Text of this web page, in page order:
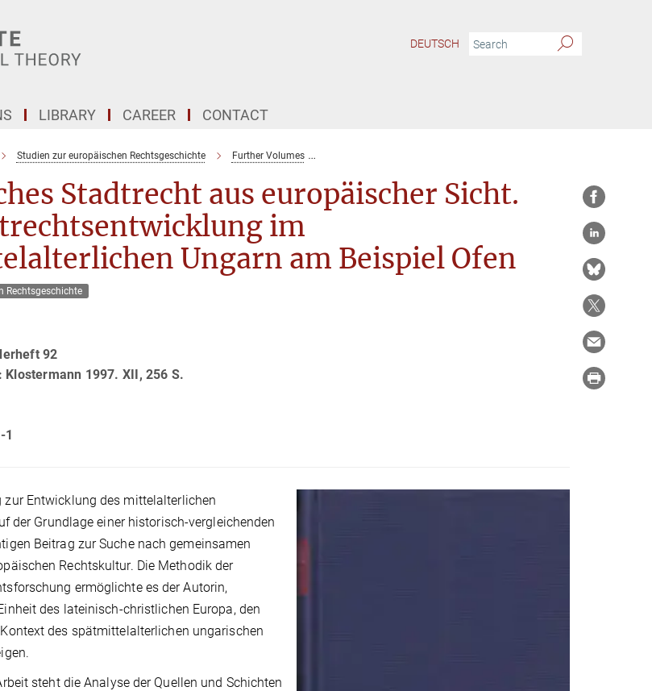
DEUTSCH
LIBRARY CAREER CONTACT
Studien zur europäischen Rechtsgeschichte Further Volumes
Stadtrecht aus europäischer Sicht.
im
Ungarn am Beispiel Ofen
Rechtsgeschichte
92
1997. XII, 256 S.
1
zur Entwicklung des mittelalterlichen
der Grundlage einer historisch-vergleichenden
Beitrag zur Suche nach gemeinsamen
Rechtskultur. Die Methodik der
ermöglichte es der Autorin,
des lateinisch-christlichen Europa, den
des spätmittelalterlichen ungarischen
steht die Analyse der Quellen und Schichten